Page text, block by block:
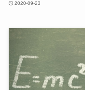
2020-09-23